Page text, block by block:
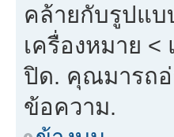
คล้ายกับรูปแบ
เครื่องหมาย
ปิด. คุณมารถอ่
ข้อความ.